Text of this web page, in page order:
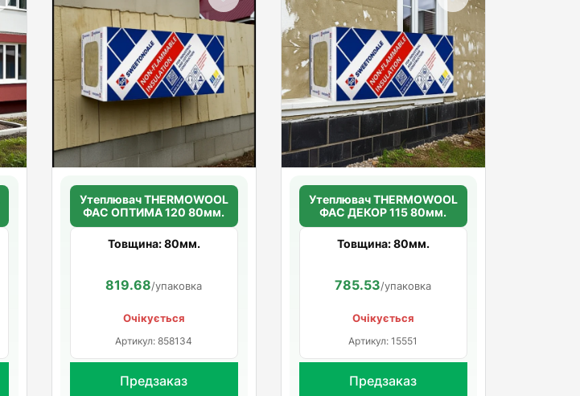
Утеплювач THERMOWOOL
ФАС ОПТИМА 120 80мм.
Товщина: 80мм.
819.68/упаковка
Очікується
Артикул: 858134
Предзаказ
Утеплювач THERMOWOOL
ФАС ДЕКОР 115 80мм.
Товщина: 80мм.
785.53/упаковка
Очікується
Артикул: 15551
Предзаказ